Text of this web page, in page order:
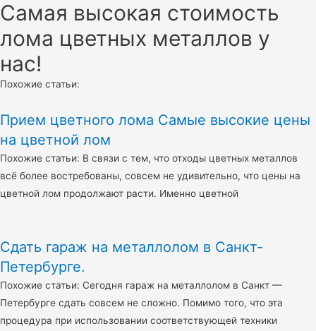
Самая высокая стоимость
лома цветных металлов у
нас!
Похожие статьи:
Прием цветного лома Самые высокие цены
на цветной лом
Похожие статьи: В связи с тем, что отходы цветных металлов
всё более востребованы, совсем не удивительно, что цены на
цветной лом продолжают расти. Именно цветной
Сдать гараж на металлолом в Санкт-
Петербурге.
Похожие статьи: Сегодня гараж на металлолом в Санкт —
Петербурге сдать совсем не сложно. Помимо того, что эта
процедура при использовании соответствующей техники